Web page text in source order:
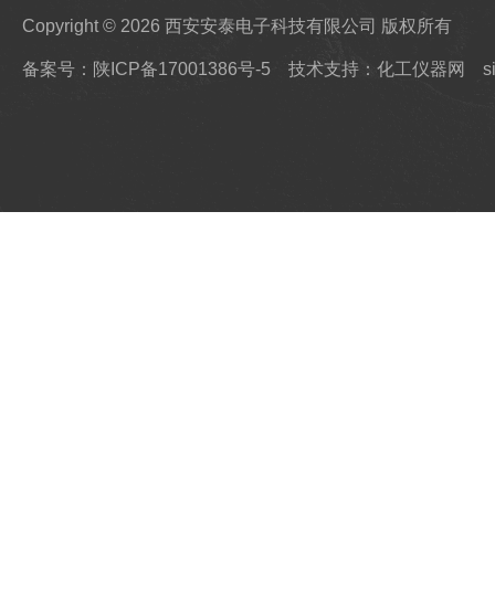
Copyright © 2026 西安安泰电子科技有限公司 版权所有
备案号：陕ICP备17001386号-5 技术支持：化工仪器网